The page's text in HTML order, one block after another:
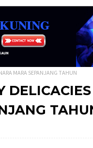
MARA SEPANJANG TAHUN